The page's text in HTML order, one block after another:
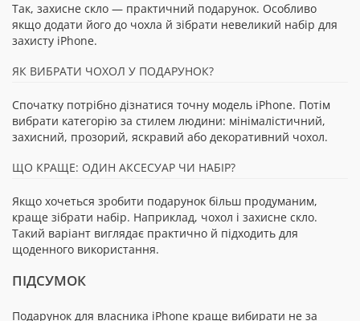
Так, захисне скло — практичний подарунок. Особливо
якщо додати його до чохла й зібрати невеликий набір для
захисту iPhone.
ЯК ВИБРАТИ ЧОХОЛ У ПОДАРУНОК?
Спочатку потрібно дізнатися точну модель iPhone. Потім
вибрати категорію за стилем людини: мінімалістичний,
захисний, прозорий, яскравий або декоративний чохол.
ЩО КРАЩЕ: ОДИН АКСЕСУАР ЧИ НАБІР?
Якщо хочеться зробити подарунок більш продуманим,
краще зібрати набір. Наприклад, чохол і захисне скло.
Такий варіант виглядає практично й підходить для
щоденного використання.
ПІДСУМОК
Подарунок для власника iPhone краще вибирати не за